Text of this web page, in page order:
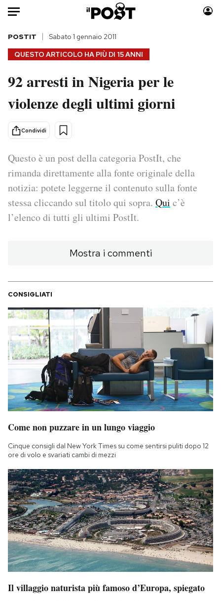
Auto
HOME
Italia
Politica
Tecnologia
Internet
Scienza
Cultura
Moda
Consumismi
Media
Europa
I MIEI PREFERITI
SHOP
CALENDARIO
AREA PERSONALE
Area Personale
Notifiche mobile
Hai bisogno di aiuto?
Esci
QUESTO ARTICOLO HA PIÙ DI 15 ANNI
POSTIT Sabato 1 gennaio 2011
92 arresti in Nigeria per le
violenze degli ultimi giorni
Condividi
Questo è un post della categoria PostIt, che
rimanda direttamente alla fonte originale della
notizia: potete leggerne il contenuto sulla fonte
stessa cliccando sul titolo qui sopra. Qui c’è
l’elenco di tutti gli ultimi PostIt.
Mostra i commenti
CONSIGLIATI
Come non puzzare in un lungo viaggio
Cinque consigli dal New York Times su come sentirsi puliti dopo 12
ore di volo e svariati cambi di mezzi
Il villaggio naturista più famoso d’Europa, spiegato